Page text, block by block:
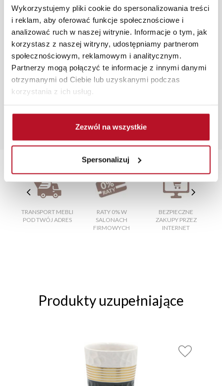
Wykorzystujemy pliki cookie do spersonalizowania treści
i reklam, aby oferować funkcje społecznościowe i
analizować ruch w naszej witrynie. Informacje o tym, jak
korzystasz z naszej witryny, udostępniamy partnerom
społecznościowym, reklamowym i analitycznym.
Partnerzy mogą połączyć te informacje z innymi danymi
otrzymanymi od Ciebie lub uzyskanymi podczas
korzystania z ich usług.
Zezwól na wszystkie
Spersonalizuj
zamówień internetowych czas dostawy wynosi do 5 dni
roboczych, również na terenie całego kraju. Wszystkie
zamówienia powyżej 1000 zł dostarczamy gratis
niezależnie od miejsca złożenia zamówienia.
Zdjęcia produktów mają charakter poglądowy.
Rzeczywiste kolory i struktura materiałów mogą różnić
się od widocznych na ekranie, zależnie od ustawień
sklep meblowy siedlce|fotele w kwiaty
stolik mały|szafka narożna kuchenna
TRANSPORT MEBLI
POD TWÓJ ADRES
RATY 0% W
SALONACH
FIRMOWYCH
BEZPIECZNE
ZAKUPY PRZEZ
INTERNET
Produkty uzupełniające